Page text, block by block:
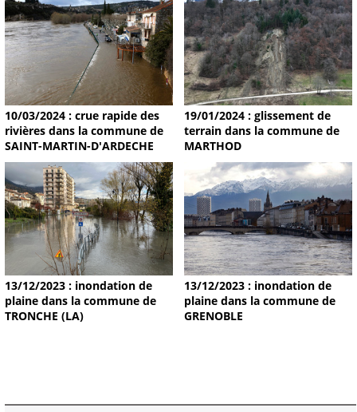
10/03/2024 : crue rapide des
rivières dans la commune de
SAINT-MARTIN-D'ARDECHE
19/01/2024 : glissement de
terrain dans la commune de
MARTHOD
13/12/2023 : inondation de
plaine dans la commune de
TRONCHE (LA)
13/12/2023 : inondation de
plaine dans la commune de
GRENOBLE